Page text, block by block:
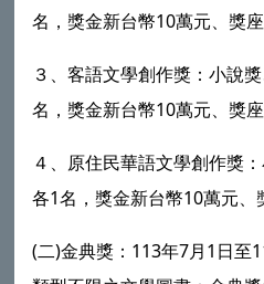
名，獎金新台幣10萬元、獎座
３、客語文學創作獎：小說
名，獎金新台幣10萬元、獎座
４、原住民華語文學創作獎
各1名，獎金新台幣10萬元、
(二)金典獎：113年7月1日至